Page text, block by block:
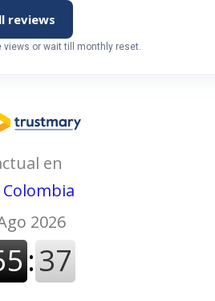
reviews
views or wait till monthly reset.
en